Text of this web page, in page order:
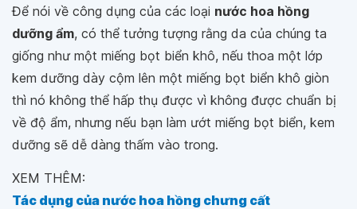
Để nói về công dụng của các loại nước hoa hồng
dưỡng ẩm, có thể tưởng tượng rằng da của chúng ta
giống như một miếng bọt biển khô, nếu thoa một lớp
kem dưỡng dày cộm lên một miếng bọt biển khô giòn
thì nó không thể hấp thụ được vì không được chuẩn bị
về độ ẩm, nhưng nếu bạn làm ướt miếng bọt biển, kem
dưỡng sẽ dễ dàng thấm vào trong.
XEM THÊM:
Tác dụng của nước hoa hồng chưng cất